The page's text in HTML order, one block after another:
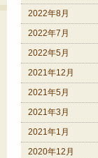
2022年8月
2022年7月
2022年5月
2021年12月
2021年5月
2021年3月
2021年1月
2020年12月